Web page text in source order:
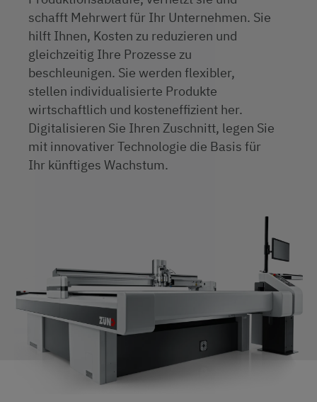
schafft Mehrwert für Ihr Unternehmen. Sie
hilft Ihnen, Kosten zu reduzieren und
gleichzeitig Ihre Prozesse zu
beschleunigen. Sie werden flexibler,
stellen individualisierte Produkte
wirtschaftlich und kosteneffizient her.
Digitalisieren Sie Ihren Zuschnitt, legen Sie
mit innovativer Technologie die Basis für
Ihr künftiges Wachstum.